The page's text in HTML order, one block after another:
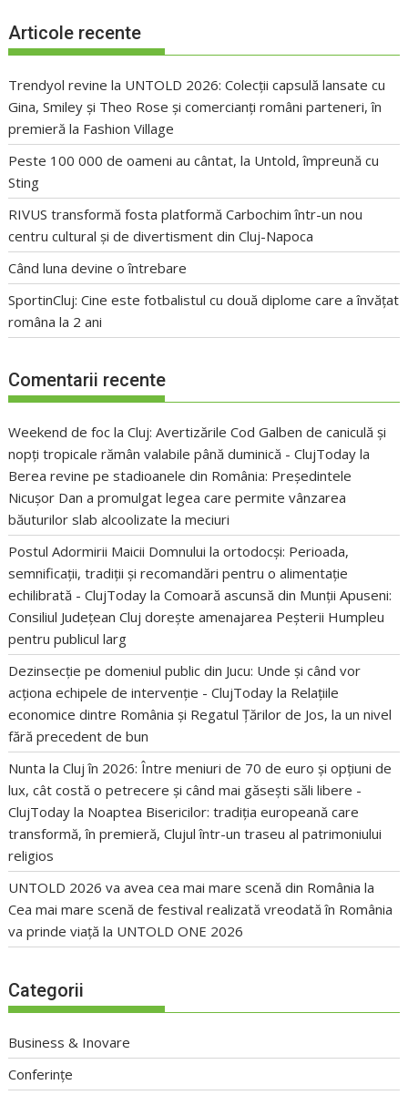
Articole recente
Trendyol revine la UNTOLD 2026: Colecții capsulă lansate cu
Gina, Smiley și Theo Rose și comercianți români parteneri, în
premieră la Fashion Village
Peste 100 000 de oameni au cântat, la Untold, împreună cu
Sting
RIVUS transformă fosta platformă Carbochim într-un nou
centru cultural și de divertisment din Cluj-Napoca
Când luna devine o întrebare
SportinCluj: Cine este fotbalistul cu două diplome care a învățat
româna la 2 ani
Comentarii recente
Weekend de foc la Cluj: Avertizările Cod Galben de caniculă și
nopți tropicale rămân valabile până duminică - ClujToday la
Berea revine pe stadioanele din România: Președintele
Nicușor Dan a promulgat legea care permite vânzarea
băuturilor slab alcoolizate la meciuri
Postul Adormirii Maicii Domnului la ortodocși: Perioada,
semnificații, tradiții și recomandări pentru o alimentație
echilibrată - ClujToday laComoară ascunsă din Munții Apuseni:
Consiliul Județean Cluj dorește amenajarea Peșterii Humpleu
pentru publicul larg
Dezinsecție pe domeniul public din Jucu: Unde și când vor
acționa echipele de intervenție - ClujToday la Relațiile
economice dintre România și Regatul Țărilor de Jos, la un nivel
fără precedent de bun
Nunta la Cluj în 2026: Între meniuri de 70 de euro și opțiuni de
lux, cât costă o petrecere și când mai găsești săli libere -
ClujToday la Noaptea Bisericilor: tradiția europeană care
transformă, în premieră, Clujul într-un traseu al patrimoniului
religios
UNTOLD 2026 va avea cea mai mare scenă din România la
Cea mai mare scenă de festival realizată vreodată în România
va prinde viață la UNTOLD ONE 2026
Categorii
Business & Inovare
Conferințe